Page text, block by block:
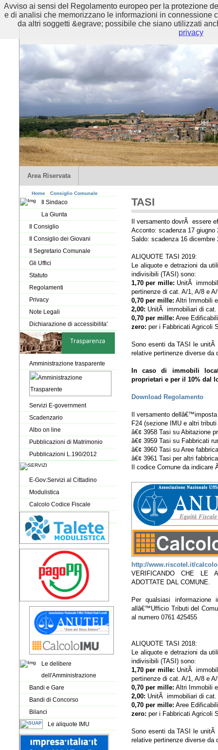
Area Riservata
Home Consiglio Comunale
Il Sindaco
La Giunta
Il Consiglio
Il Consiglio dei Giovani
Il Segretario Comunale
Gli Uffici
Statuto
Regolamenti
Privacy
Note Legali
Dichiarazione di accessibilita'
Amministrazione trasparente
Servizi E-government
Scadenzario
Albo on line
Pubblicazioni di Matrimonio
Pubblicazioni L.190/2012
E-Gov:Servizi al Cittadino
Modulistica
Calcolo Codice Fiscale
Le delibere
dell'Amministrazione
Bandi e Gare
Bandi di Concorso
Bilanci
Le aliquote IMU
TASI
Il versamento dovrÃ essere
Acconto: scadenza 17 giugno
Saldo: scadenza 16 dicembre
ALIQUOTE TASI 2019:
Le aliquote e detrazioni da
indivisibili (TASI) sono:
1,70 per mille: UnitÃ
pertinenze di cat. A/1, A/8 e
0,70 per mille: Altri Immobili
2,00: UnitÃ immobiliari di cat.
0,70 per mille: Aree Edificabili
zero: per i Fabbricati Agricoli
Sono esenti da TASI le
relative pertinenze diverse da
In caso di immobili
proprietari e per il 10% dal
Download Regolamento
Il versamento
F24 (sezione IMU e altri
â€¢ 3958 Tasi su Abitazione
â€¢ 3959 Tasi su Fabbricati
â€¢ 3960 Tasi su Aree
â€¢ 3961 Tasi per altri
Il codice Comune da indicare
http://www.riscotel.it/
VERIFICANDO CHE LE
ADOTTATE DAL COMUNE.
Per qualsiasi
allâ€™Ufficio Tributi del
al numero 0761 425455
ALIQUOTE TASI 2018:
Le aliquote e detrazioni da
indivisibili (TASI) sono:
1,70 per mille: UnitÃ
pertinenze di cat. A/1, A/8 e
0,70 per mille: Altri Immobili
2,00: UnitÃ immobiliari di cat.
0,70 per mille: Aree Edificabili
zero: per i Fabbricati Agricoli
Sono esenti da TASI le
relative pertinenze diverse da
Avviso ai sensi del Regolamento europeo per la protezione
e di analisi che memorizzano le informazioni in connessione
da altri soggetti &egrave; possibile che siano utilizzati
privacy